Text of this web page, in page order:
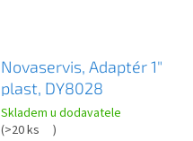
Novaservis, Adaptér 1"
plast, DY8028
Skladem u dodavatele
(>20 ks )